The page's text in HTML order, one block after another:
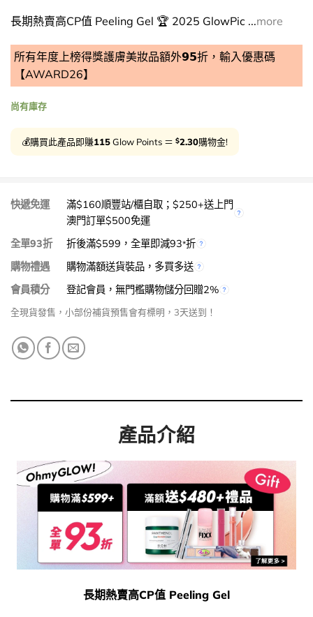
$148.00.$115.00.
長期熱賣高CP值 Peeling Gel 🏆 2025 GlowPic ...more
所有年度上榜得獎護膚美妝品額外𝟵𝟱折，輸入優惠碼
【AWARD26】
尚有庫存
💰購買此產品即賺115Glow Points ＝ $2.30購物金!
快遞免運
滿$160順豐站/櫃自取；$250+送上門
澳門訂單$500免運
全單93折
折後滿$599，全單即減93*折
購物禮遇
購物滿額送貨裝品，多買多送
會員積分
登記會員，無門檻購物儲分回贈2%
全現貨發售，小部份補貨預售會有標明，3天送到！
產品介紹
長期熱賣高CP值 Peeling Gel